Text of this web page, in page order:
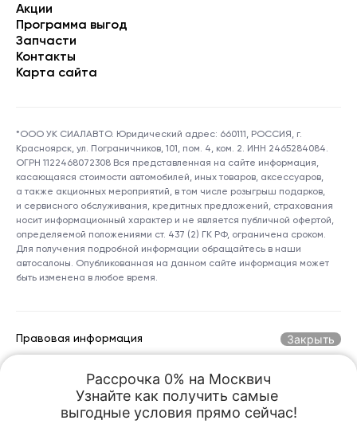
Акции
Программа выгод
Запчасти
Контакты
Карта сайта
*ООО УК СИАЛАВТО. Юридический адрес: 660111, РОССИЯ, г.
Красноярск, ул. Пограничников, 101, пом. 4, ком. 2. ИНН 2465284084.
ОГРН 1122468072308 Вся представленная на сайте информация,
касающаяся стоимости автомобилей, иных товаров, аксессуаров,
а также акционных мероприятий, в том числе розыгрыш подарков,
и сервисного обслуживания, кредитных предложений, страхования
носит информационный характер и не является публичной офертой,
определяемой положениями ст. 437 (2) ГК РФ, ограничена сроком.
Для получения подробной информации обращайтесь в наши
автосалоны. Опубликованная на данном сайте информация может
быть изменена в любое время.
Правовая информация
Горячая линия по номеру:+7 (800) 250-06-70
Адрес электронной почты: kreception@sialauto.ru
Закрыть
Рассрочка 0% на Москвич
Узнайте как получить самые
выгодные условия прямо сейчас!